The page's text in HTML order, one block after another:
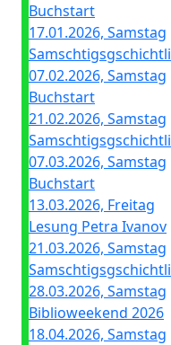
Buchstart
17.01.2026, Samstag
Samschtigsgschichtli
07.02.2026, Samstag
Buchstart
21.02.2026, Samstag
Samschtigsgschichtli
07.03.2026, Samstag
Buchstart
13.03.2026, Freitag
Lesung Petra Ivanov
21.03.2026, Samstag
Samschtigsgschichtli
28.03.2026, Samstag
Biblioweekend 2026
18.04.2026, Samstag